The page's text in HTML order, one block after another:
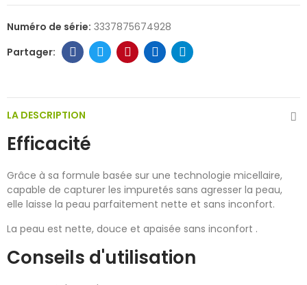
Numéro de série: 3337875674928
LA DESCRIPTION
Efficacité
Grâce à sa formule basée sur une technologie micellaire,
capable de capturer les impuretés sans agresser la peau,
elle laisse la peau parfaitement nette et sans inconfort.
La peau est nette, douce et apaisée sans inconfort .
Conseils d'utilisation